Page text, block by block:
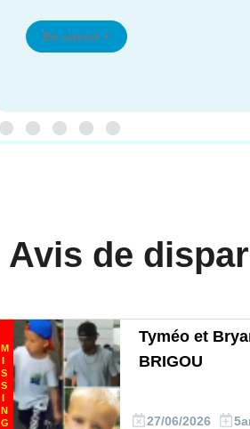
En savoir +
Avis de
M
I
S
S
I
N
G
Tyméo et
BRIGOU
27/06/2026